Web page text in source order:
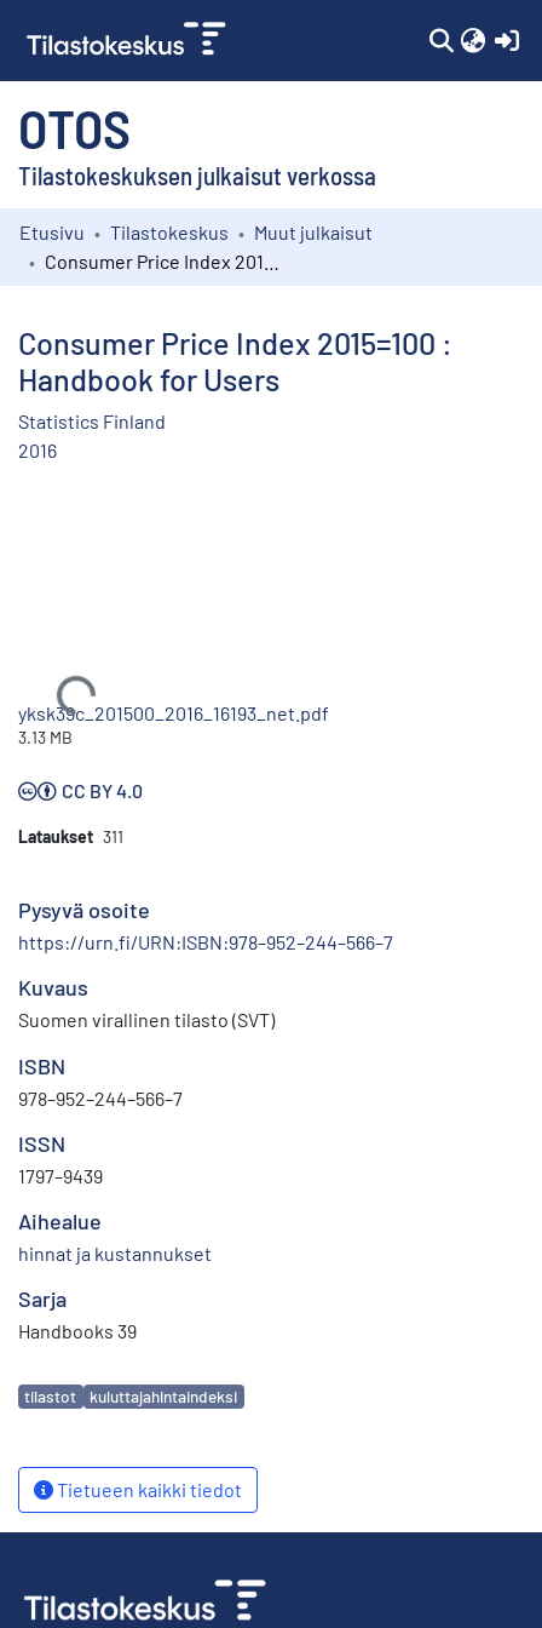
OTOS
Tilastokeskuksen julkaisut verkossa
Kokoelmat
Etusivu Tilastokeskus
Muut julkaisut
Consumer Price Index 2015=100 :
Handbook for Users
Statistics Finland
2016
Ladataan...
yksk39c_201500_2016_16193_net.pdf
3.13 MB
CC BY 4.0
Lataukset 311
Pysyvä osoite
https://urn.fi/URN:ISBN:978–952–244–566–7
Kuvaus
Suomen virallinen tilasto (SVT)
ISBN
978–952–244–566–7
ISSN
1797–9439
Aihealue
hinnat ja kustannukset
Sarja
Handbooks 39
Avainsanat
tilastot kuluttajahintaindeksi
Tietueen kaikki tiedot